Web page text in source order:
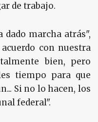
de trabajo.
marcha atrás",
con nuestra
bien, pero
tiempo para que
Si no lo hacen, los
federal".